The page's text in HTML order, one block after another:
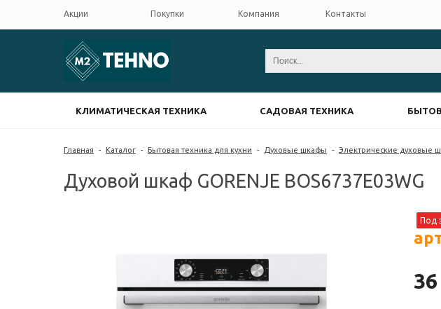
Акции Покупки Компания Контакты
КЛИМАТИЧЕСКАЯ ТЕХНИКА САДОВАЯ ТЕХНИКА
Главная - Каталог - Бытовая техника для кухни - Духовые шкафы - Электрические духовые
Духовой шкаф GORENJE BOS6737E03WG
Под